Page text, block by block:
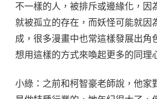
不一樣的人，被排斥或邊緣化，因
就被孤立的存在，而妖怪可能就因
成，很多漫畫中也常這樣發展出角
想用這樣的方式來喚起更多的同理
小綠：之前和柯智豪老師說，他家